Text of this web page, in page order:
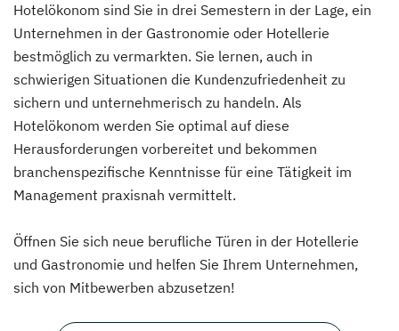
Hotelökonom sind Sie in drei Semestern in der Lage, ein
Unternehmen in der Gastronomie oder Hotellerie
bestmöglich zu vermarkten. Sie lernen, auch in
schwierigen Situationen die Kundenzufriedenheit zu
sichern und unternehmerisch zu handeln. Als
Hotelökonom werden Sie optimal auf diese
Herausforderungen vorbereitet und bekommen
branchenspezifische Kenntnisse für eine Tätigkeit im
Management praxisnah vermittelt.
Öffnen Sie sich neue berufliche Türen in der Hotellerie
und Gastronomie und helfen Sie Ihrem Unternehmen,
sich von Mitbewerben abzusetzen!